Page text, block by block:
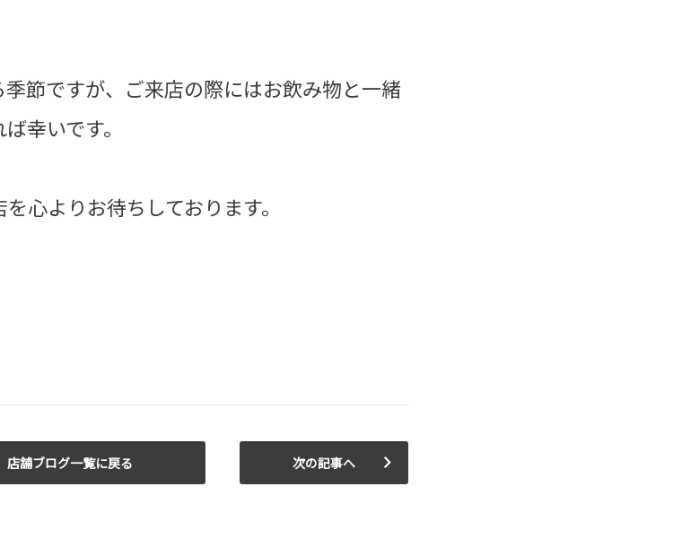
節ですが、ご来店の際にはお飲み物と一緒
幸いです。
心よりお待ちしております。
店舗ブログ一覧に戻る 次の記事へ